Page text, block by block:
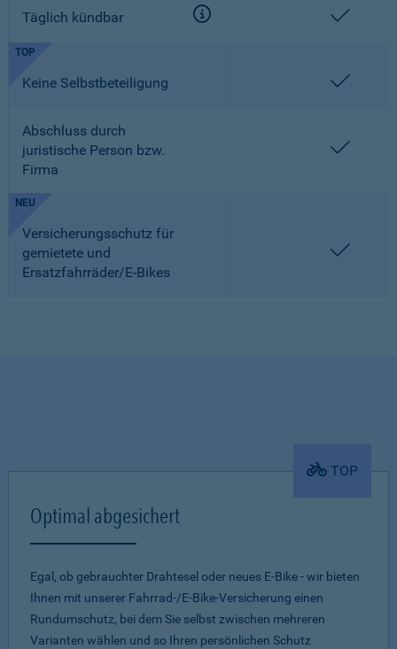
Täglich kündbar
TOP
Keine Selbstbeteiligung
Abschluss durch
juristische Person bzw.
Firma
NEU
Versicherungsschutz für
gemietete und
Ersatzfahrräder/E-Bikes
TOP
Optimal abgesichert
Egal, ob gebrauchter Drahtesel oder neues E-Bike - wir bieten
Ihnen mit unserer Fahrrad-/E-Bike-Versicherung einen
Rundumschutz, bei dem Sie selbst zwischen mehreren
Varianten wählen und so Ihren persönlichen Schutz